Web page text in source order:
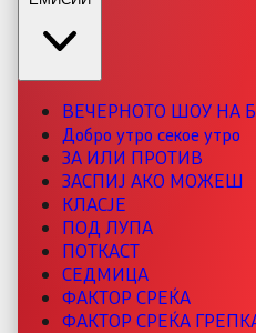
ВЕЧЕРНОТО ШОУ НА
Добро утро секое утро
ЗА ИЛИ ПРОТИВ
ЗАСПИЈ АКО МОЖЕШ
КЛАСЈЕ
ПОД ЛУПА
ПОТКАСТ
СЕДМИЦА
ФАКТОР СРЕЌА
ФАКТОР СРЕЌА